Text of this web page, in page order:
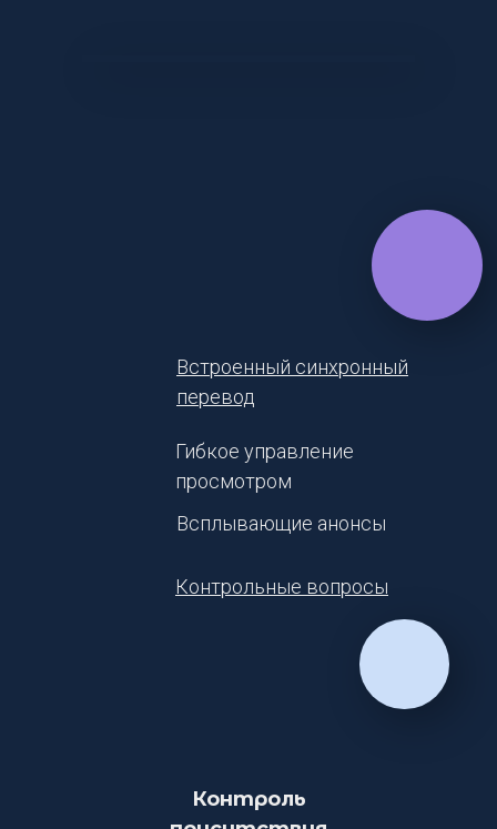
Встроенный синхронный
перевод
Гибкое управление
просмотром
Всплывающие анонсы
Контрольные вопросы
Контроль